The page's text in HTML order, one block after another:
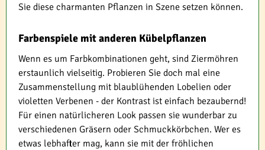
Sie diese charmanten Pflanzen in Szene setzen können.
Farbenspiele mit anderen Kübelpflanzen
Wenn es um Farbkombinationen geht, sind Ziermöhren
erstaunlich vielseitig. Probieren Sie doch mal eine
Zusammenstellung mit blaublühenden Lobelien oder
violetten Verbenen - der Kontrast ist einfach bezaubernd!
Für einen natürlicheren Look passen sie wunderbar zu
verschiedenen Gräsern oder Schmuckkörbchen. Wer es
etwas lebhafter mag, kann sie mit der fröhlichen